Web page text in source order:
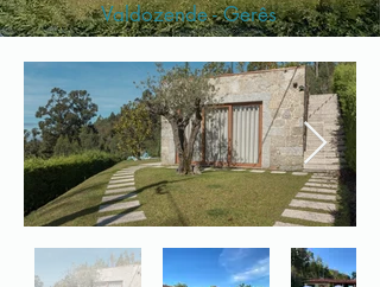
Valdozende - Gerês